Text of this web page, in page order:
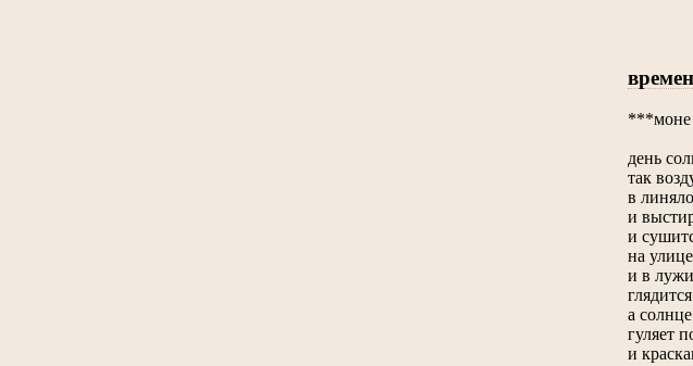
***моне
день
так
в
и
и
на
и в
a
гуляет
и